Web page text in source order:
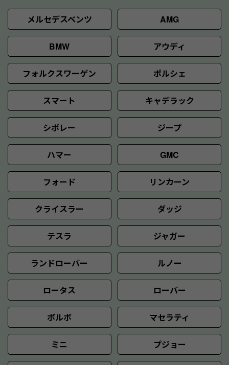
メルセデスベンツ AMG
BMW アウディ
フォルクスワーゲン ポルシェ
スマート キャデラック
シボレー ジープ
ハマー GMC
フォード リンカーン
クライスラー ダッジ
テスラ ジャガー
ランドローバー ルノー
ロータス ローバー
ボルボ マセラティ
ミニ プジョー